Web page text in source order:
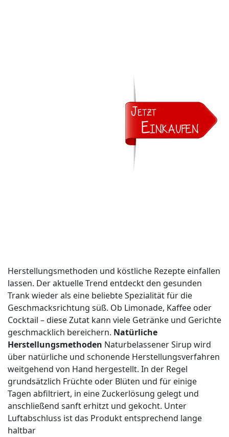
Herstellungsmethoden und köstliche Rezepte einfallen
lassen. Der aktuelle Trend entdeckt den gesunden
Trank wieder als eine beliebte Spezialität für die
Geschmacksrichtung süß. Ob Limonade, Kaffee oder
Cocktail – diese Zutat kann viele Getränke und Gerichte
geschmacklich bereichern. Natürliche
Herstellungsmethoden Naturbelassener Sirup wird
über natürliche und schonende Herstellungsverfahren
weitgehend von Hand hergestellt. In der Regel
grundsätzlich Früchte oder Blüten und für einige
Tagen abfiltriert, in eine Zuckerlösung gelegt und
anschließend sanft erhitzt und gekocht. Unter
Luftabschluss ist das Produkt entsprechend lange
haltbar